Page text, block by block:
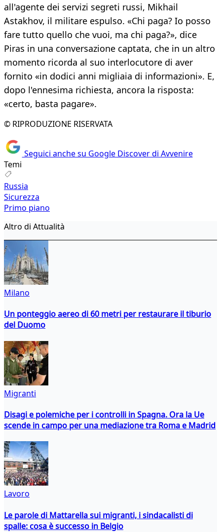
all'agente dei servizi segreti russi, Mikhail
Astakhov, il militare espulso. «Chi paga? Io posso
fare tutto quello che vuoi, ma chi paga?», dice
Piras in una conversazione captata, che in un altro
momento ricorda al suo interlocutore di aver
fornito «in dodici anni migliaia di informazioni». E,
dopo l'ennesima richiesta, ancora la risposta:
«certo, basta pagare».
© RIPRODUZIONE RISERVATA
Seguici anche su Google Discover di Avvenire
Temi
Russia
Sicurezza
Primo piano
Altro di Attualità
Milano
Un ponteggio aereo di 60 metri per restaurare il tiburio
del Duomo
Migranti
Disagi e polemiche per i controlli in Spagna. Ora la Ue
scende in campo per una mediazione tra Roma e Madrid
Lavoro
Le parole di Mattarella sui migranti, i sindacalisti di
spalle: cosa è successo in Belgio